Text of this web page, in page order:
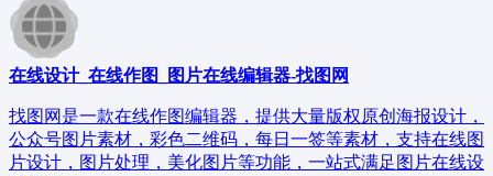
在线设计_在线作图_图片在线编辑器-找图网
找图网是一款在线作图编辑器，提供大量版权原创海报设计，
公众号图片素材，彩色二维码，每日一签等素材，支持在线图
片设计，图片处理，美化图片等功能，一站式满足图片在线设